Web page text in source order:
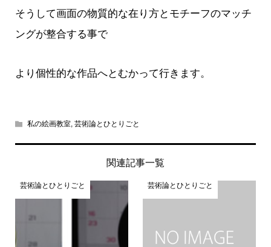
そうして画面の物質的な在り方とモチーフのマッチ
ングが整合する事で
より個性的な作品へとむかって行きます。
私の絵画教室, 芸術論とひとりごと
関連記事一覧
芸術論とひとりごと 芸術論とひとりごと